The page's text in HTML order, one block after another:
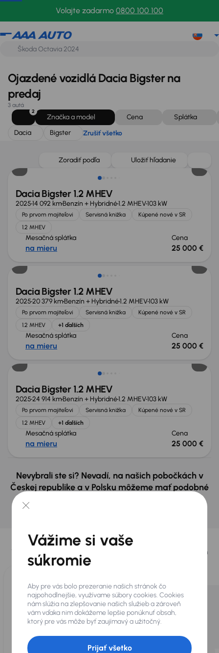
Volajte zadarmo 0800 100 100
Dacia
Ojazdené vozidlá Dacia Bigster na
predaj
3 autá
2
Značka a model Cena
Splátka
Dacia
Bigster Zrušiť všetko
Zoradiť podľa Uložiť hľadanie
Zlacnené o 4 000 €
Dacia Bigster 1.2 MHEV
202514 092 kmBenzín + Hybridné1.2 MHEV103 kW
Po prvom majiteľovi Servisná knižka
Kúpené nové v SR
1.2 MHEV
Mesačná splátka
na mieru
Cena
25 000 €
Zlacnené o 4 000 €
Dacia Bigster 1.2 MHEV
202520 379 kmBenzín + Hybridné1.2 MHEV103 kW
Po prvom majiteľovi Servisná knižka
Kúpené nové v SR
1.2 MHEV
+1 ďalších
Mesačná splátka
na mieru
Cena
25 000 €
Zlacnené o 4 000 €
Dacia Bigster 1.2 MHEV
202524 914 kmBenzín + Hybridné1.2 MHEV103 kW
Po prvom majiteľovi Servisná knižka
Kúpené nové v SR
1.2 MHEV
+1 ďalších
Mesačná splátka
na mieru
Cena
25 000 €
Nevybrali ste si? Nevadí, na našich pobočkách v
Českej republike a v Polsku môžeme mať podobné
Vybrali sme pre vás
Vyberáme pre vás tie
z našej ponuky. Každý deň
pre vás vykúpime
Vážime si vaše
súkromie
Aby pre vás bolo prezeranie našich stránok čo
najpohodlnejšie, využívame súbory cookies. Cookies
nám slúžia na zlepšovanie našich služieb a zároveň
vám vďaka nim dokážeme lepšie ponúknuť obsah,
ktorý pre vás môže byť zaujímavý a užitočný.
Prijať všetko